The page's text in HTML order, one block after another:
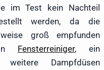
im Test kein Nachteil
werden, da die
groß empfunden
Fensterreiniger, ein
weitere Dampfdüsen